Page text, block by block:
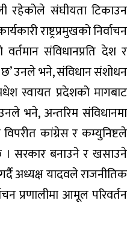
रहेकोले संघीयता टिकाउन
राष्ट्रप्रमुखको निर्वाचन
संविधानप्रति देश र
उनले भने, संविधान संशोधन
स्वायत प्रदेशको मागबाट
भने, अन्तरिम संविधानमा
कांग्रेस र कम्युनिष्टले
। सरकार बनाउने र खसाउने
अध्यक्ष यादवले राजनीतिक
प्रणालीमा आमूल परिवर्तन